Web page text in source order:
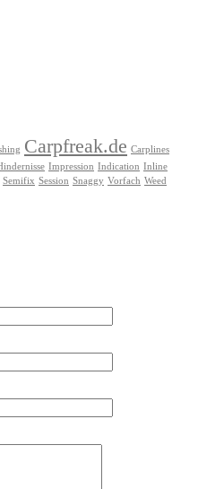
Carpfreak.de Carplines
Impression Indication Inline
Semifix Session Snaggy Vorfach Weed